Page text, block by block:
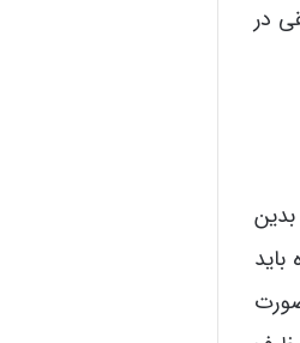
در
حداکثر ظرف مهلت 3 ماه باید